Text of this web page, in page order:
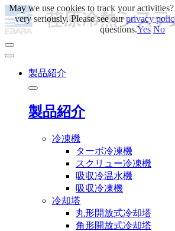
製品紹介
製品紹介
冷凍機
ターボ冷凍機
スクリュー冷凍機
吸収冷温水機
吸収冷凍機
冷却塔
丸形開放式冷却塔
角形開放式冷却塔
May we use cookies to track your
very seriously. Please see ourprivacy
questions.Yes No